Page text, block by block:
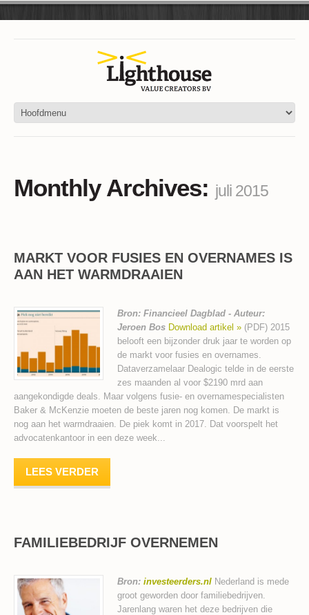
Monthly Archives: juli 2015
MARKT VOOR FUSIES EN OVERNAMES IS
AAN HET WARMDRAAIEN
Bron: Financieel Dagblad - Auteur:
Jeroen Bos Download artikel » (PDF) 2015
belooft een bijzonder druk jaar te worden op
de markt voor fusies en overnames.
Dataverzamelaar Dealogic telde in de eerste
zes maanden al voor $2190 mrd aan
aangekondigde deals. Maar volgens fusie- en overnamespecialisten
Baker & McKenzie moeten de beste jaren nog komen. De markt is
nog aan het warmdraaien. De piek komt in 2017. Dat voorspelt het
advocatenkantoor in een deze week...
LEES VERDER
FAMILIEBEDRIJF OVERNEMEN
Bron: investeerders.nl Nederland is mede
groot geworden door familiebedrijven.
Jarenlang waren het deze bedrijven die